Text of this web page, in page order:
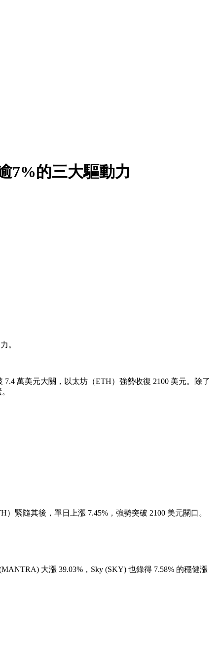
7%的三大驅動力
。
萬美元大關，以太坊（ETH）強勢收復 2100 美元。除了
緊隨其後，單日上漲 7.45%，強勢突破 2100 美元關口。
大漲 39.03% ， Sky (SKY) 也錄得 7.58% 的穩健漲